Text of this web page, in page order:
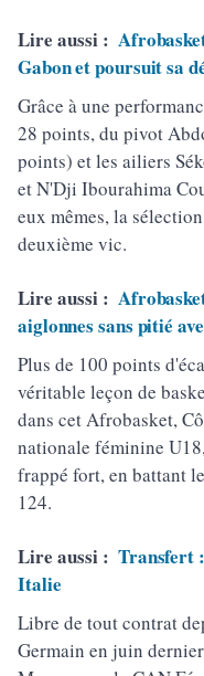
Lire aussi :
Gabon et poursuit sa
Grâce à une
28 points, du pivot
points) et les ailiers
et N'Dji Ibourahima
eux mêmes, la
deuxième vic.
Lire aussi :
aiglonnes sans pitié
Plus de 100 points
véritable leçon de
dans cet Afrobasket,
nationale féminine
frappé fort, en battant
124.
Lire aussi : Transfert
Italie
Libre de tout contrat
Germain en juin